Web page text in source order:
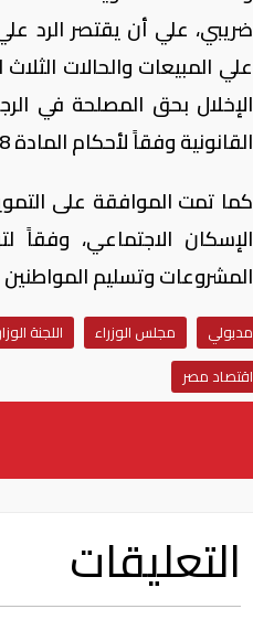
الإخلال بحق المصلحة في
القانونية وفقاً لأحكام المادة 68 من ذات القانون.
الإسكان الاجتماعي، وفقاً
المشروعات وتسليم
مدبولي مجلس الوزراء اللجنة
اقتصاد مصر
التعليقات